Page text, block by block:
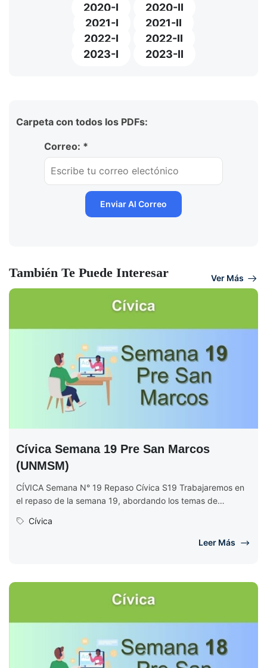
2020-I
2020-II
2021-I
2021-II
2022-I
2022-II
2023-I
2023-II
Carpeta con todos los PDFs:
Correo: *
También Te Puede Interesar Ver Más
Cívica Semana 19 Pre San Marcos
(UNMSM)
CÍVICA Semana N° 19 Repaso Cívica S19 Trabajaremos en
el repaso de la semana 19, abordando los temas de
Cívica
Leer Más